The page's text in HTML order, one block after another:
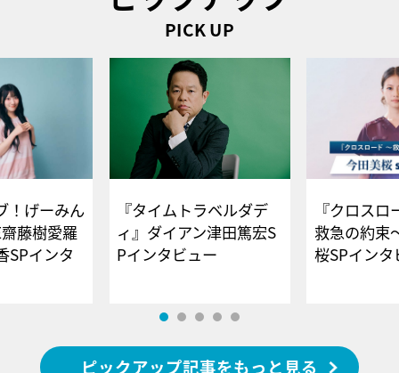
PICK UP
！げーみん
藤樹愛羅
SPインタ
『タイムトラベルダデ
ィ』ダイアン津田篤宏S
Pインタビュー
『クロス
救急の約束
桜SPイ
ピックアップ記事をもっと見る